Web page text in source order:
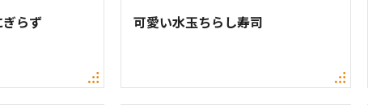
らず 可愛い水玉ちらし寿司